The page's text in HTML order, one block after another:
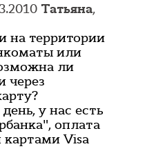
Татьяна,
на территории
или
ли
через
у нас есть
оплата
Visa